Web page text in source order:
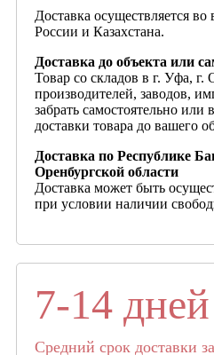
Доставка осуществляется
России и Казахстана.
Доставка до объекта или
Товар со складов в г. Уфа, г.
производителей, заводов,
забрать самостоятельно или
доставки товара до вашего
Доставка по Республике
Оренбургской области
Доставка может быть
при условии наличии
7-14 дней
Средний срок доставки